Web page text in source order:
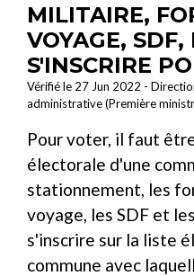
MILITAIRE,
VOYAGE,
S'INSCRIRE
Vérifié le 27 Jun 2022 -
administrative (Première
Pour voter, il faut
électorale d'une
stationnement, les
voyage, les SDF et
s'inscrire sur la liste
commune avec